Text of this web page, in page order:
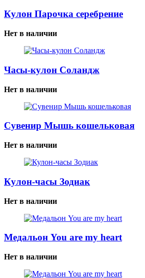
Кулон Парочка серебрение
Нет в наличии
Часы-кулон Соландж
Нет в наличии
Сувенир Мышь кошельковая
Нет в наличии
Кулон-часы Зодиак
Нет в наличии
Медальон You are my heart
Нет в наличии